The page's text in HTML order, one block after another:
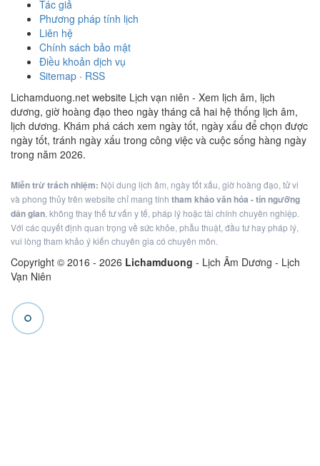
Tác giả
Phương pháp tính lịch
Liên hệ
Chính sách bảo mật
Điều khoản dịch vụ
Sitemap · RSS
Lichamduong.net website Lịch vạn niên - Xem lịch âm, lịch
dương, giờ hoàng đạo theo ngày tháng cả hai hệ thống lịch âm,
lịch dương. Khám phá cách xem ngày tốt, ngày xấu để chọn được
ngày tốt, tránh ngày xấu trong công việc và cuộc sống hàng ngày
trong năm 2026.
Miễn trừ trách nhiệm: Nội dung lịch âm, ngày tốt xấu, giờ hoàng đạo, tử vi
và phong thủy trên website chỉ mang tính tham khảo văn hóa - tín ngưỡng
dân gian, không thay thế tư vấn y tế, pháp lý hoặc tài chính chuyên nghiệp.
Với các quyết định quan trọng về sức khỏe, phẫu thuật, đầu tư hay pháp lý,
vui lòng tham khảo ý kiến chuyên gia có chuyên môn.
Copyright © 2016 - 2026 Lichamduong - Lịch Âm Dương - Lịch
Vạn Niên